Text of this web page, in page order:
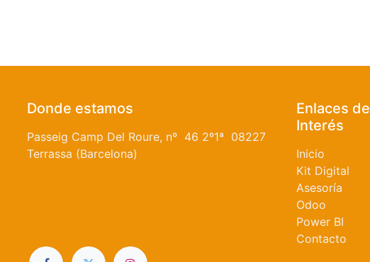
Donde estamos
Passeig Camp Del Roure, nº 46 2º1ª 08227
Terrassa (Barcelona)
Enlaces de
Interés
Inicio
Kit Digital
Asesoría
Odoo
Power BI
Contacto